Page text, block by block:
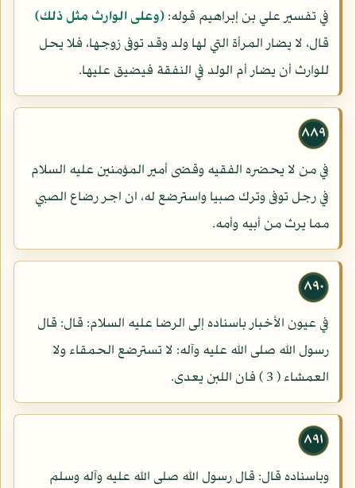
في تفسير علي بن إبراهيم قوله: (وعلى الوارث مثل ذلك)
قال، لا يضار المرأة التي لها ولد وقد توفى زوجها، فلا يحل
للوارث أن يضار أم الولد في النفقة فيضيق عليها.
٨٨٩
في من لا يحضره الفقيه وقضى أمير المؤمنين عليه السلام
في رجل توفى وترك صبيا واسترضع له، ان اجر رضاع الصبي
مما يرث من أبيه وأمه.
٨٩٠
في عيون الأخبار باسناده إلى الرضا عليه السلام: قال: قال
رسول الله صلى الله عليه وآله: لا تسترضع الحمقاء ولا
العمشاء ( 3 ) فان اللبن يعدى.
٨٩١
وباسناده قال: قال رسول الله صلى الله عليه وآله وسلم